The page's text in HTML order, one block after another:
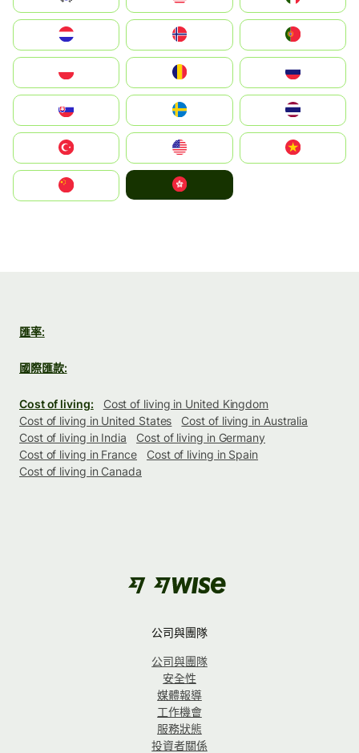
United States
中國香港特別行政區
匯率:
國際匯款:
Cost of living:
Cost of living in United Kingdom
Cost of living in United States
Cost of living in Australia
Cost of living in India
Cost of living in Germany
Cost of living in France
Cost of living in Spain
Cost of living in Canada
公司與團隊
公司與團隊
安全性
媒體報導
工作機會
服務狀態
投資者關係